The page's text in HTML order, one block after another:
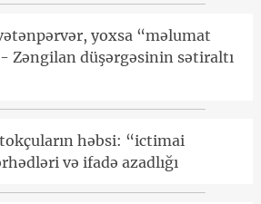
yoxsa “məlumat
- Zəngilan düşərgəsinin sətiraltı
həbsi: “ictimai
və ifadə azadlığı